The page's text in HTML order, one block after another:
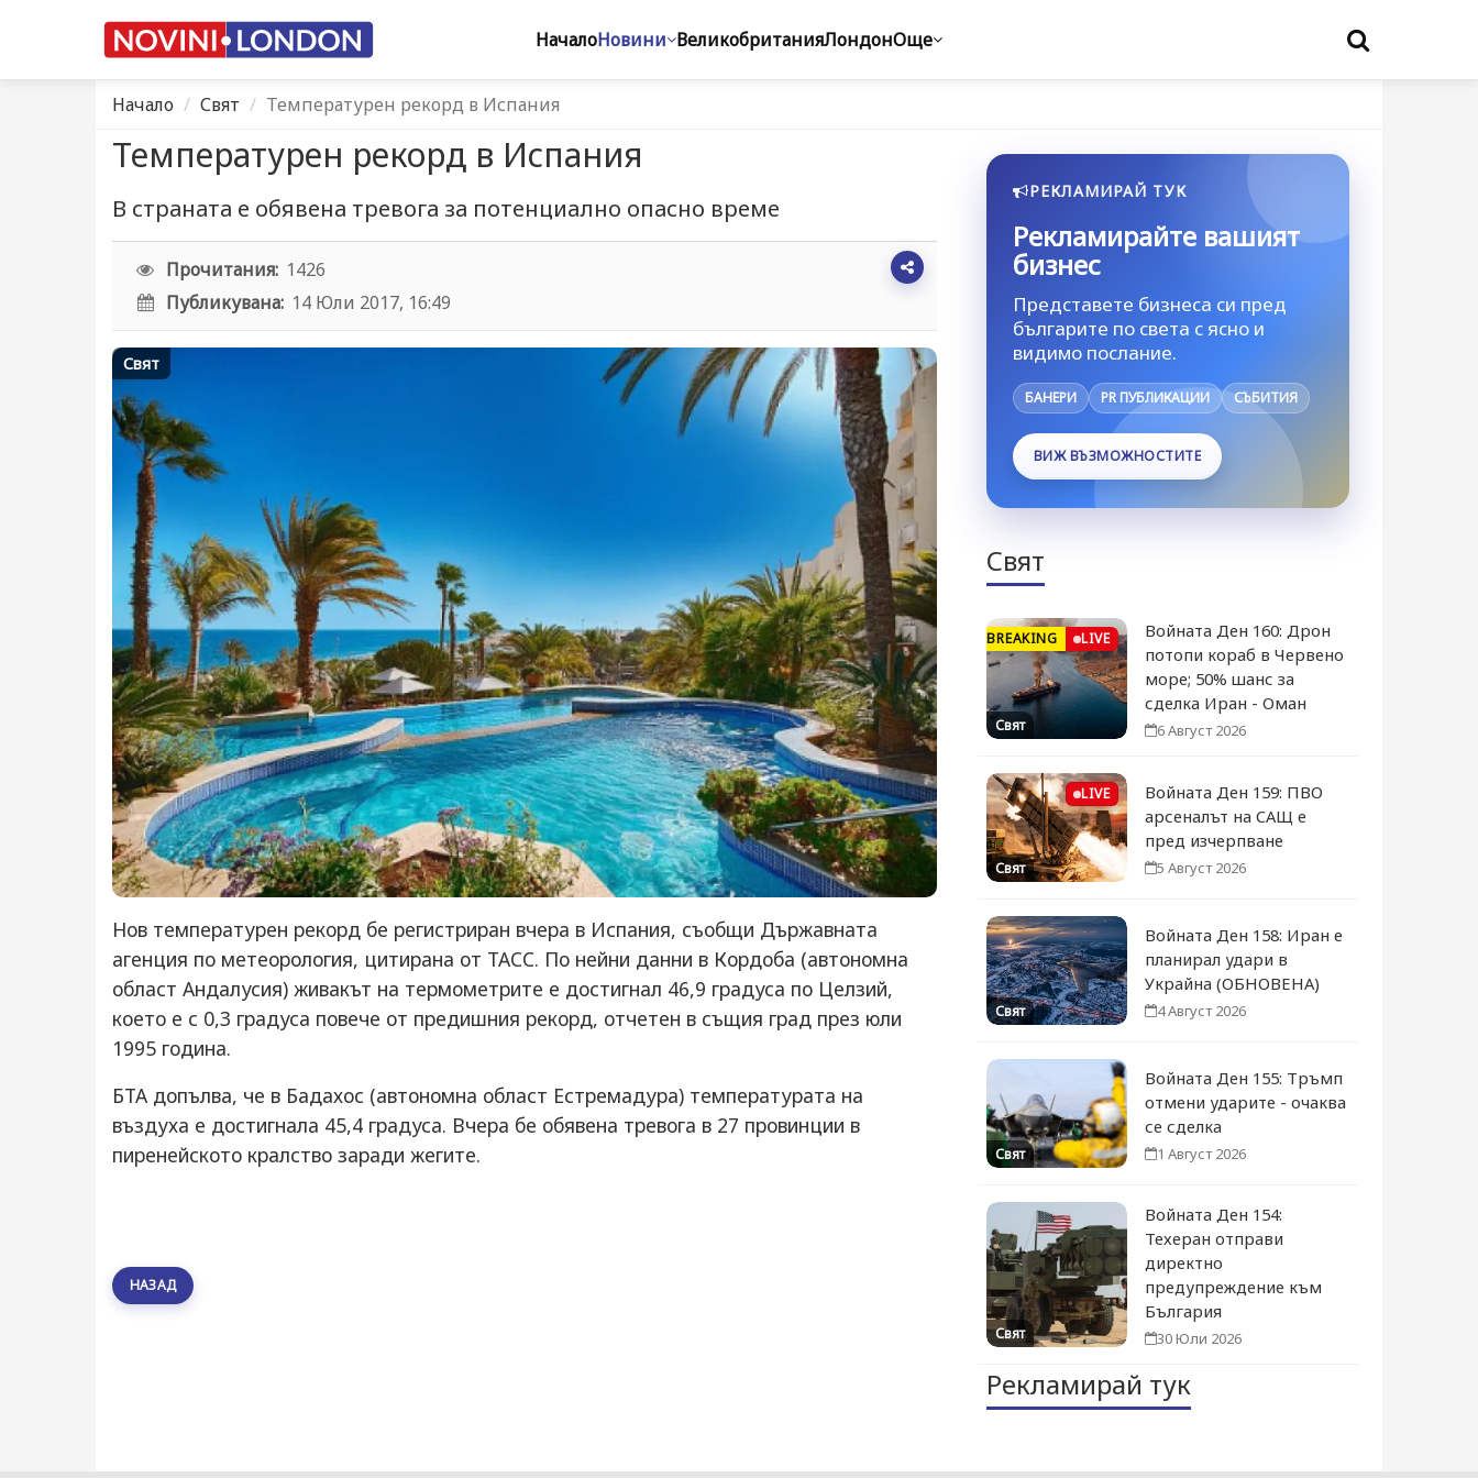
НачалоНовини ВеликобританияЛондонОще
Начало Свят Температурен рекорд в Испания
Температурен рекорд в Испания
В страната е обявена тревога за потенциално опасно време
Прочитания: 1426
Публикувана: 14 Юли 2017, 16:49
Свят
Нов температурен рекорд бе регистриран вчера в Испания, съобщи Държавната
агенция по метеорология, цитирана от ТАСС. По нейни данни в Кордоба (автономна
област Андалусия) живакът на термометрите е достигнал 46,9 градуса по Целзий,
което е с 0,3 градуса повече от предишния рекорд, отчетен в същия град през юли
1995 година.
БТА допълва, че в Бадахос (автономна област Естремадура) температурата на
въздуха е достигнала 45,4 градуса. Вчера бе обявена тревога в 27 провинции в
пиренейското кралство заради жегите.
НАЗАД
РЕКЛАМИРАЙ ТУК
Рекламирайте вашият
бизнес
Представете бизнеса си пред
българите по света с ясно и
видимо послание.
БАНЕРИ PR ПУБЛИКАЦИИ СЪБИТИЯ
ВИЖ ВЪЗМОЖНОСТИТЕ
Свят
BREAKING LIVE
Свят
Войната Ден 160: Дрон
потопи кораб в Червено
море; 50% шанс за
сделка Иран - Оман
6 Август 2026
LIVE
Свят
Войната Ден 159: ПВО
арсеналът на САЩ е
пред изчерпване
5 Август 2026
Свят
Войната Ден 158: Иран е
планирал удари в
Украйна (ОБНОВЕНА)
4 Август 2026
Свят
Войната Ден 155: Тръмп
отмени ударите - очаква
се сделка
1 Август 2026
Свят
Войната Ден 154:
Техеран отправи
директно
предупреждение към
България
30 Юли 2026
Рекламирай тук